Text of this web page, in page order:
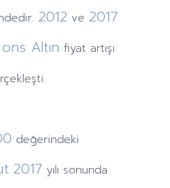
2012 ve 2017
ons Altın fiyat artışı
değerindeki
2017 yılı sonunda